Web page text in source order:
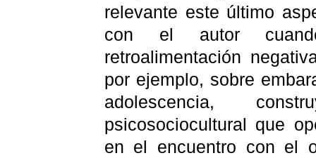
relevante este último
con el autor
retroalimentación
por ejemplo, sobre
adolescencia,
psicosociocultural que
en el encuentro con el